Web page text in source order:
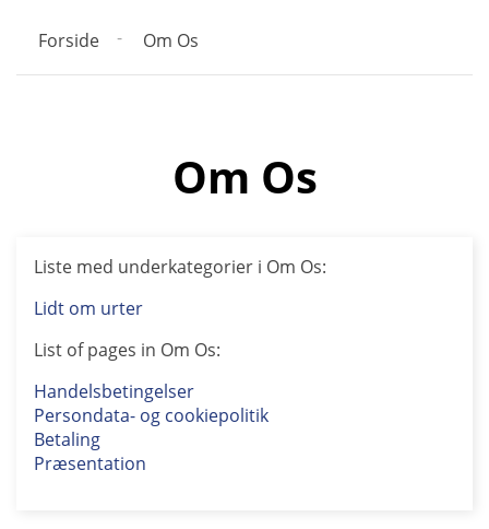
Forside Om Os
Om Os
Liste med underkategorier i Om Os:
Lidt om urter
List of pages in Om Os:
Handelsbetingelser
Persondata- og cookiepolitik
Betaling
Præsentation